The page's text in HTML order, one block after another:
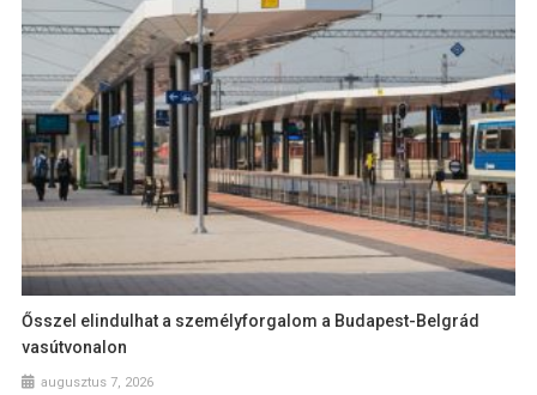
Ősszel elindulhat a személyforgalom a Budapest-Belgrád
vasútvonalon
augusztus 7, 2026